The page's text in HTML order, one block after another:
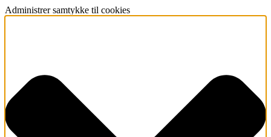
Administrer samtykke til cookies